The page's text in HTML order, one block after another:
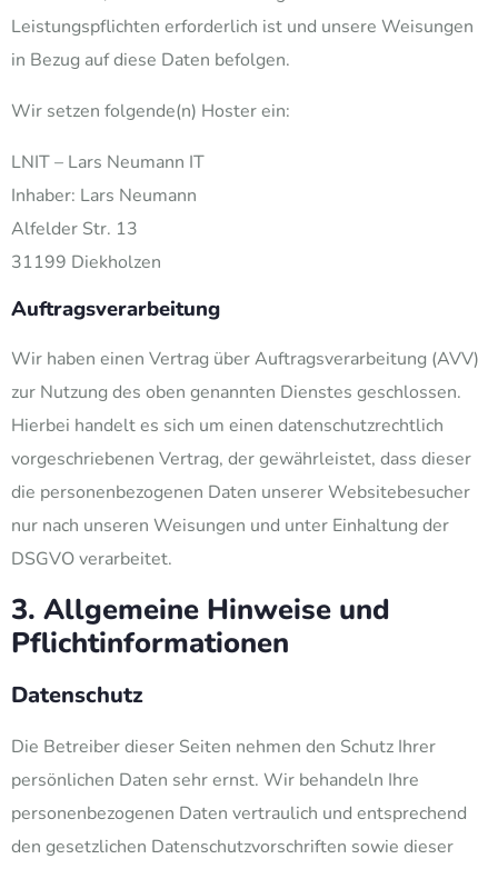
Leistungspflichten erforderlich ist und unsere Weisungen
in Bezug auf diese Daten befolgen.
Wir setzen folgende(n) Hoster ein:
LNIT – Lars Neumann IT
Inhaber: Lars Neumann
Alfelder Str. 13
31199 Diekholzen
Auftragsverarbeitung
Wir haben einen Vertrag über Auftragsverarbeitung (AVV)
zur Nutzung des oben genannten Dienstes geschlossen.
Hierbei handelt es sich um einen datenschutzrechtlich
vorgeschriebenen Vertrag, der gewährleistet, dass dieser
die personenbezogenen Daten unserer Websitebesucher
nur nach unseren Weisungen und unter Einhaltung der
DSGVO verarbeitet.
3. Allgemeine Hinweise und
Pflicht­informationen
Datenschutz
Die Betreiber dieser Seiten nehmen den Schutz Ihrer
persönlichen Daten sehr ernst. Wir behandeln Ihre
personenbezogenen Daten vertraulich und entsprechend
den gesetzlichen Datenschutzvorschriften sowie dieser